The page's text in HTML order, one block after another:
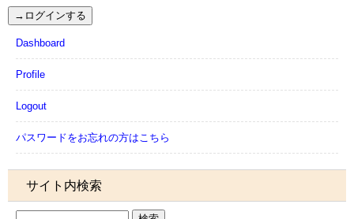
Dashboard
Profile
Logout
パスワードをお忘れの方はこちら
サイト内検索